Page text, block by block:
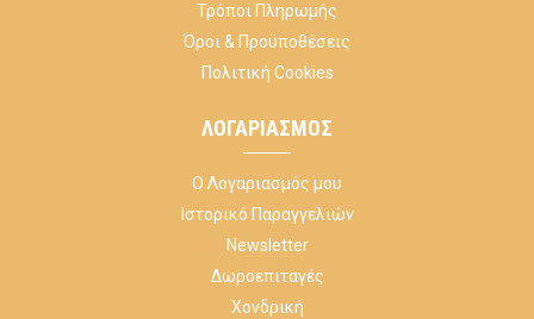
Τρόποι Πληρωμής
Όροι & Προϋποθέσεις
Πολιτική Cookies
ΛΟΓΑΡΙΑΣΜΌΣ
Ο Λογαριασμός μου
Ιστορικό Παραγγελιών
Newsletter
Δωροεπιταγές
Χονδρική